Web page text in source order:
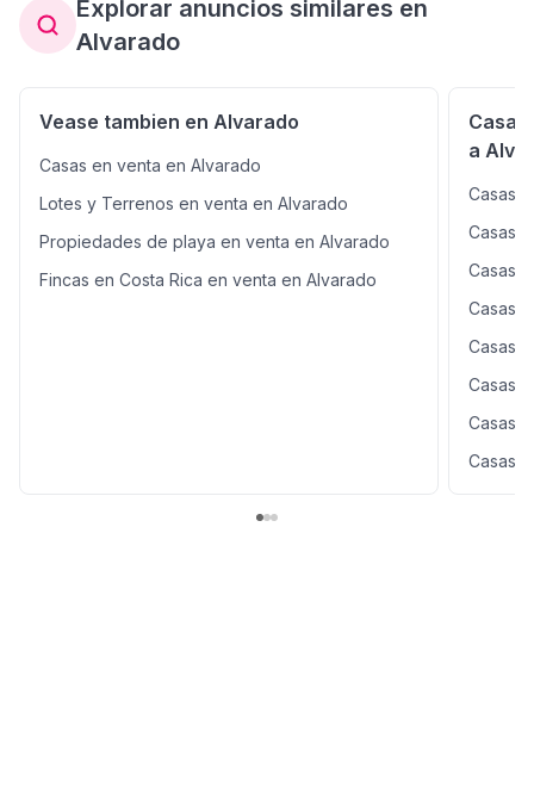
Explorar anuncios similares en
Alvarado
Vease tambien en Alvarado
Casas en venta en Alvarado
Lotes y Terrenos en venta en Alvarado
Propiedades de playa en venta en Alvarado
Fincas en Costa Rica en venta en Alvarado
a
Casas
Casas
Casas
Casas
Casas
Casas
Casas
Casas